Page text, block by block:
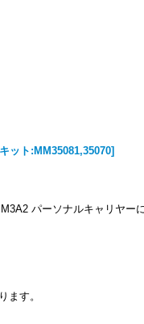
ット:MM35081,35070]
パーソナルキャリヤー
ます。